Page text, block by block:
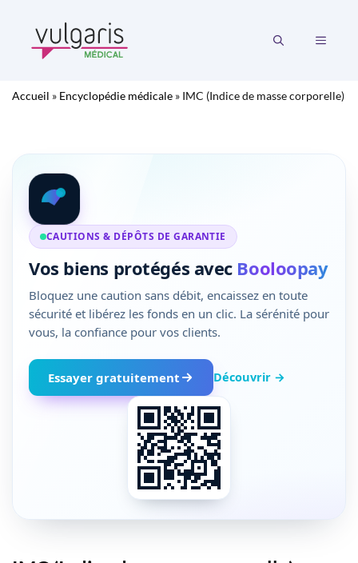
contenu
MENU
Accueil » Encyclopédie médicale » IMC (Indice de masse corporelle)
CAUTIONS & DÉPÔTS DE GARANTIE
Vos biens protégés avec Booloopay
Bloquez une caution sans débit, encaissez en toute
sécurité et libérez les fonds en un clic. La sérénité pour
vous, la confiance pour vos clients.
Essayer gratuitement Découvrir →